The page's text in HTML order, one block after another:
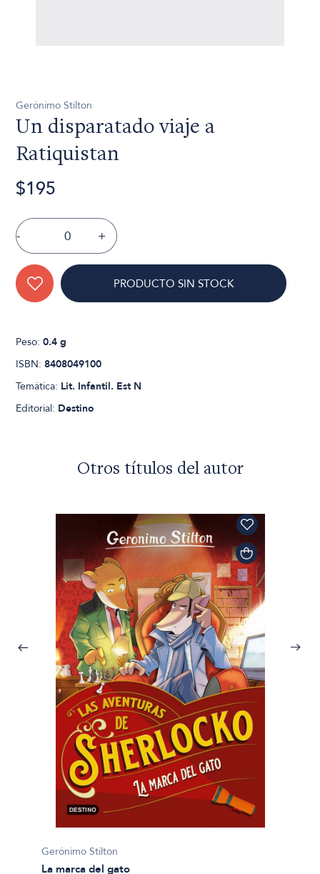
Gerónimo Stilton
Un disparatado viaje a
Ratiquistan
$195
- +
PRODUCTO SIN STOCK
Peso:0.4 g
ISBN:8408049100
Temática: Lit. Infantil. Est N
Editorial: Destino
Otros títulos del autor
Gerónimo Stilton
La marca del gato